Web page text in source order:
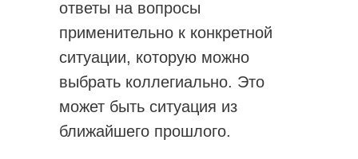
ответы на вопросы
применительно к конкретной
ситуации, которую можно
выбрать коллегиально. Это
может быть ситуация из
ближайшего прошлого.